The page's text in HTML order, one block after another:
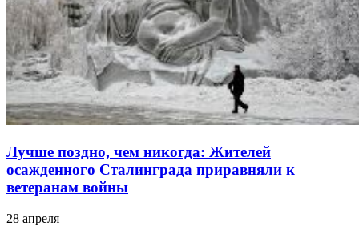
Лучше поздно, чем никогда: Жителей
осажденного Сталинграда приравняли к
ветеранам войны
28 апреля